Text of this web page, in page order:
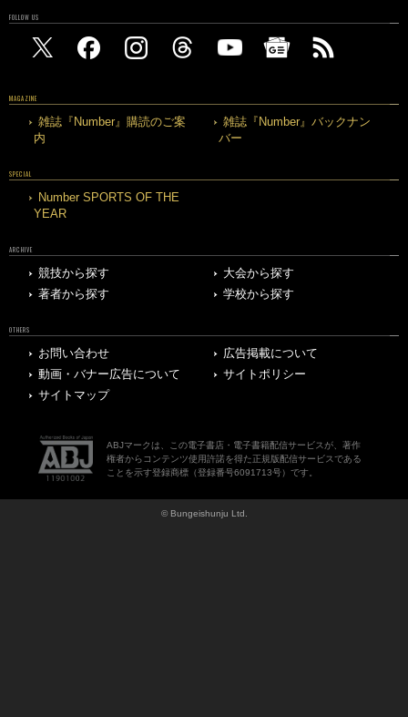
FOLLOW US
MAGAZINE
雑誌『Number』購読のご案
内
雑誌『Number』バックナン
バー
SPECIAL
Number SPORTS OF THE
YEAR
ARCHIVE
競技から探す
大会から探す
著者から探す
学校から探す
OTHERS
お問い合わせ
広告掲載について
動画・バナー広告について
サイトポリシー
サイトマップ
ABJマークは、この電子書店・電子書籍配信サービスが、著作
権者からコンテンツ使用許諾を得た正規版配信サービスである
ことを示す登録商標（登録番号6091713号）です。
© Bungeishunju Ltd.